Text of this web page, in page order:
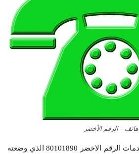
هاتف – الرقم الأخضر
انطلقت اليوم الاثنين، خدمات الرقم الاخضر 80101890 الذي وضعته